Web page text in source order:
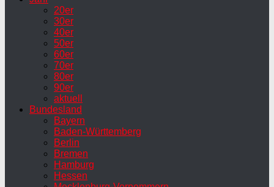
20er
30er
40er
50er
60er
70er
80er
90er
aktuell
Bundesland
Bayern
Baden-Württemberg
Berlin
Bremen
Hamburg
Hessen